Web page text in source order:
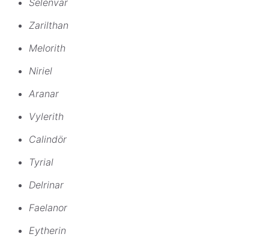
Selenvar
Zarilthan
Melorith
Niriel
Aranar
Vylerith
Calindör
Tyrial
Delrinar
Faelanor
Eytherin